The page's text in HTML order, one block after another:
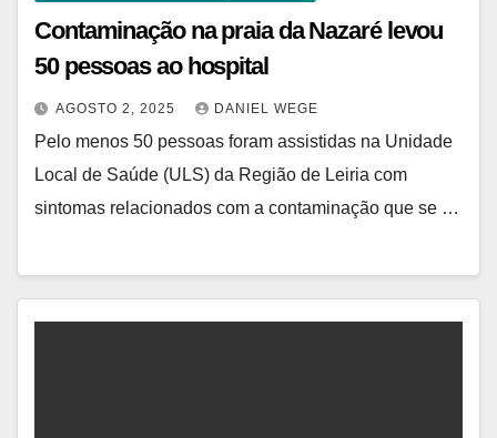
Contaminação na praia da Nazaré levou
50 pessoas ao hospital
AGOSTO 2, 2025 DANIEL WEGE
Pelo menos 50 pessoas foram assistidas na Unidade
Local de Saúde (ULS) da Região de Leiria com
sintomas relacionados com a contaminação que se …